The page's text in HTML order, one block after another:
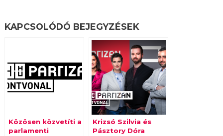
KAPCSOLÓDÓ BEJEGYZÉSEK
Közösen közvetíti a
parlamenti
Krizsó Szilvia és
Pásztory Dóra